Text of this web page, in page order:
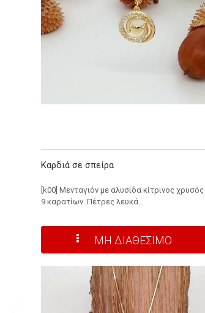
Καρδιά σε σπείρα
[k00] Μενταγιόν με αλυσίδα κίτρινος χρυσός
9 καρατίων. Πέτρες λευκά...
ΜΗ ΔΙΑΘΕΣΙΜΟ